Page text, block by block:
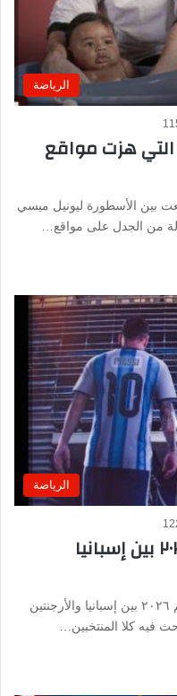
الرياضة
هزت مواقع
بين الأسطورة ليونيل ميسي
من الجدل على مواقع…
الرياضة
موعد نهائي كأس العالم ٢٠٢٦ بين إسبانيا
يستضيف ملعب ميتلايف نهائي كأس العالم ٢٠٢٦ بين إسبانيا والأرجنتين
فيه كلا المنتخبين…